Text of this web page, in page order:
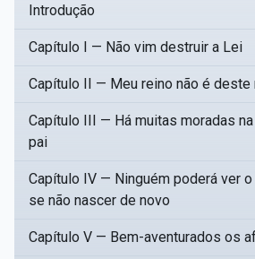
Introdução
Capítulo I — Não vim destruir a Lei
Capítulo II — Meu reino não é deste
Capítulo III — Há muitas moradas
pai
Capítulo IV — Ninguém poderá ver
se não nascer de novo
Capítulo V — Bem-aventurados os